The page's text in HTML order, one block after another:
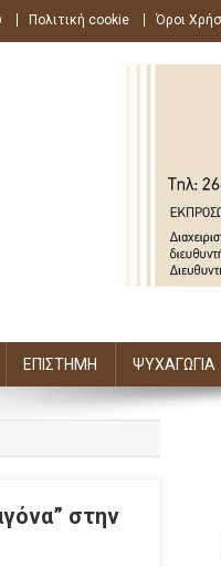
Πολιτική cookie Όροι
ΕΠΙΣΤΗΜΗ ΨΥΧΑΓΩΓΙΑ
στην